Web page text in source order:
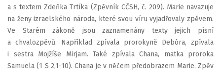
a s textem Zdeňka Trtíka (Zpěvník CČSH, č. 209). Marie navazuje
na ženy izraelského národa, které svou víru vyjadřovaly zpěvem.
Ve Starém zákoně jsou zaznamenány texty jejich písní
a chvalozpěvů. Například zpívala prorokyně Debóra, zpívala
i sestra Mojžíše Mirjam. Také zpívala Chana, matka proroka
Samuela (1 S 2,1-10). Chana je v něčem předobrazem Marie. Zpěv